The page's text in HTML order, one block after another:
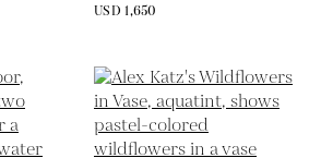
USD 1,650